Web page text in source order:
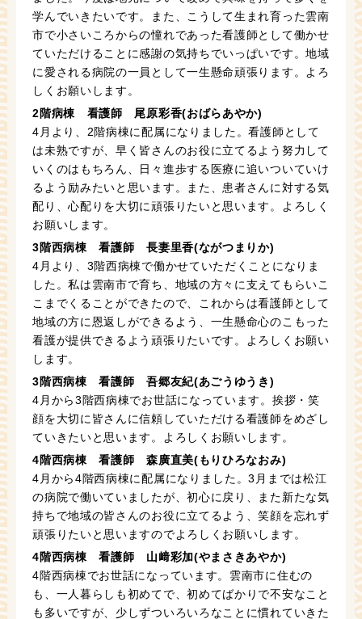
学んでいきたいです。また、こうして生まれ育った雲南
市で小さいころからの憧れであった看護師として働かせ
ていただけることに感謝の気持ちでいっぱいです。地域
に愛される病院の一員として一生懸命頑張ります。よろ
しくお願いします。
2階病棟 看護師 尾原彩香(おばらあやか)
4月より、2階病棟に配属になりました。看護師として
は未熟ですが、早く皆さんのお役に立てるよう努力して
いくのはもちろん、日々進歩する医療に追いついていけ
るよう励みたいと思います。また、患者さんに対する気
配り、心配りを大切に頑張りたいと思います。よろしく
お願いします。
3階西病棟 看護師 長妻里香(ながつまりか)
4月より、3階西病棟で働かせていただくことになりま
した。私は雲南市で育ち、地域の方々に支えてもらいこ
こまでくることができたので、これからは看護師として
地域の方に恩返しができるよう、一生懸命心のこもった
看護が提供できるよう頑張りたいです。よろしくお願い
します。
3階西病棟 看護師 吾郷友紀(あごうゆうき)
4月から3階西病棟でお世話になっています。挨拶・笑
顔を大切に皆さんに信頼していただける看護師をめざし
ていきたいと思います。よろしくお願いします。
4階西病棟 看護師 森廣直美(もりひろなおみ)
4月から4階西病棟に配属になりました。3月までは松江
の病院で働いていましたが、初心に戻り、また新たな気
持ちで地域の皆さんのお役に立てるよう、笑顔を忘れず
頑張りたいと思いますのでよろしくお願いします。
4階西病棟 看護師 山﨑彩加(やまさきあやか)
4階西病棟でお世話になっています。雲南市に住むの
も、一人暮らしも初めてで、初めてばかりで不安なこと
も多いですが、少しずついろいろなことに慣れていきた